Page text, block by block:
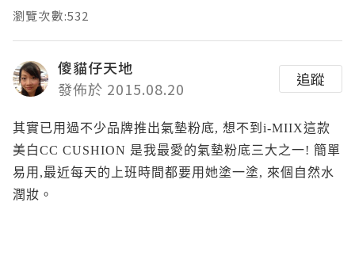
瀏覽次數:532
傻貓仔天地
發佈於 2015.08.20
追蹤
其實已用過不少品牌推出氣墊粉底, 想不到i-MIIX這款
美白CC CUSHION 是我最愛的氣墊粉底三大之一! 簡單
易用,最近每天的上班時間都要用她塗一塗, 來個自然水
潤妝。